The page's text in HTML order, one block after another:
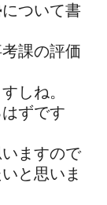
ついて書
課の評価
しね。
ずです
ますので
と思いま